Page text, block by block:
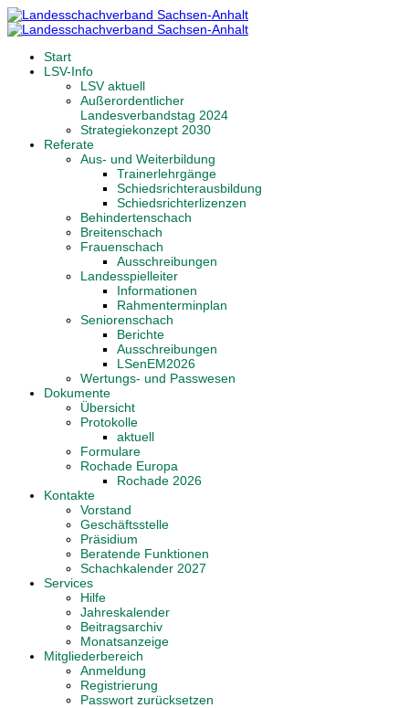
Start
LSV-Info
LSV aktuell
Außerordentlicher
Landesverbandstag 2024
Strategiekonzept 2030
Referate
Aus- und Weiterbildung
Trainerlehrgänge
Schiedsrichterausbildung
Schiedsrichterlizenzen
Behindertenschach
Breitenschach
Frauenschach
Ausschreibungen
Landesspielleiter
Informationen
Rahmenterminplan
Seniorenschach
Berichte
Ausschreibungen
LSenEM2026
Wertungs- und Passwesen
Dokumente
Übersicht
Protokolle
aktuell
Formulare
Rochade Europa
Rochade 2026
Kontakte
Vorstand
Geschäftsstelle
Präsidium
Beratende Funktionen
Schachkalender 2027
Services
Hilfe
Jahreskalender
Beitragsarchiv
Monatsanzeige
Mitgliederbereich
Anmeldung
Registrierung
Passwort zurücksetzen